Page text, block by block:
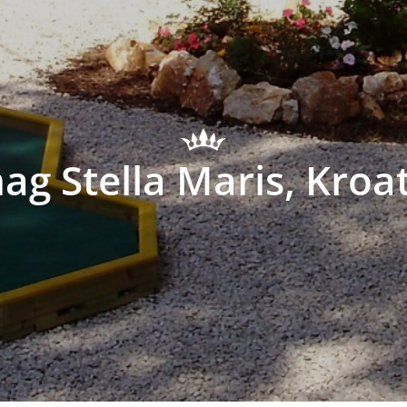
Stella Maris,